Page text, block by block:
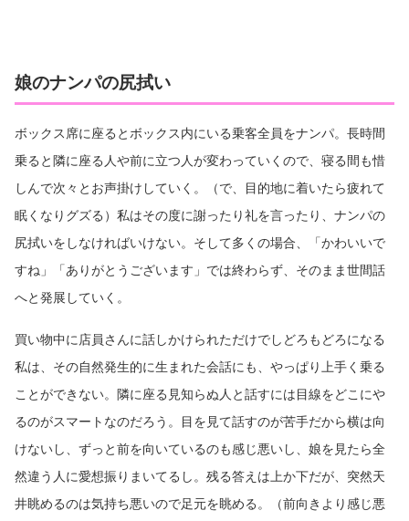
娘のナンパの尻拭い
ボックス席に座るとボックス内にいる乗客全員をナンパ。長時間
乗ると隣に座る人や前に立つ人が変わっていくので、寝る間も惜
しんで次々とお声掛けしていく。（で、目的地に着いたら疲れて
眠くなりグズる）私はその度に謝ったり礼を言ったり、ナンパの
尻拭いをしなければいけない。そして多くの場合、「かわいいで
すね」「ありがとうございます」では終わらず、そのまま世間話
へと発展していく。
買い物中に店員さんに話しかけられただけでしどろもどろになる
私は、その自然発生的に生まれた会話にも、やっぱり上手く乗る
ことができない。隣に座る見知らぬ人と話すには目線をどこにや
るのがスマートなのだろう。目を見て話すのが苦手だから横は向
けないし、ずっと前を向いているのも感じ悪いし、娘を見たら全
然違う人に愛想振りまいてるし。残る答えは上か下だが、突然天
井眺めるのは気持ち悪いので足元を眺める。（前向きより感じ悪